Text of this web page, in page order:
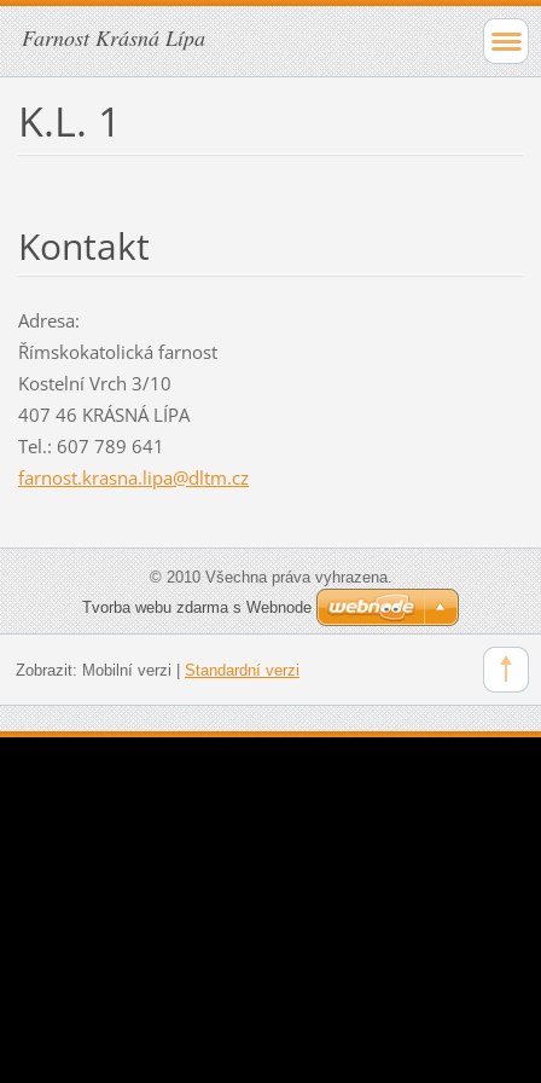
Farnost Krásná Lípa
K.L. 1
Kontakt
Adresa:
Římskokatolická farnost
Kostelní Vrch 3/10
407 46 KRÁSNÁ LÍPA
Tel.: 607 789 641
farnost.krasna.lipa@dltm.cz
© 2010 Všechna práva vyhrazena.
Tvorba webu zdarma s Webnode
Zobrazit: Mobilní verzi Standardní verzi